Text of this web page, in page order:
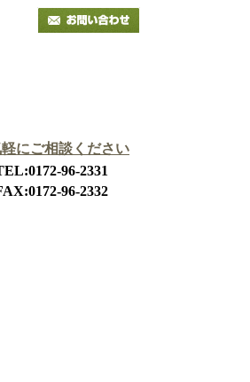
にご相談ください
96-2331
96-2332